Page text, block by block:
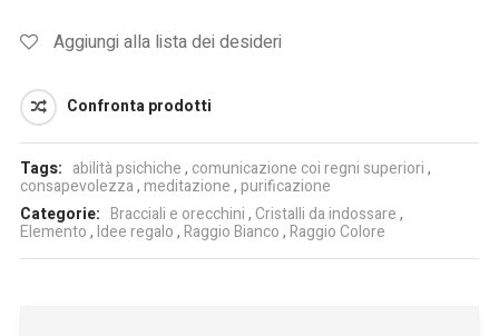
Aggiungi alla lista dei desideri
Confronta prodotti
Tags: abilità psichiche, comunicazione coi regni superiori,
consapevolezza,meditazione,purificazione
Categorie: Bracciali e orecchini,Cristalli da indossare,
Elemento,Idee regalo,Raggio Bianco,Raggio Colore